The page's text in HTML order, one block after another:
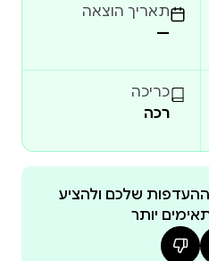
נשכח, שמוכיח שאומץ
יצר ספר קלאסי, קולח
והבלתי מנוצח.
תאריך הוצאה
—
כריכה
רכה
שלכם ולהציע
יותר